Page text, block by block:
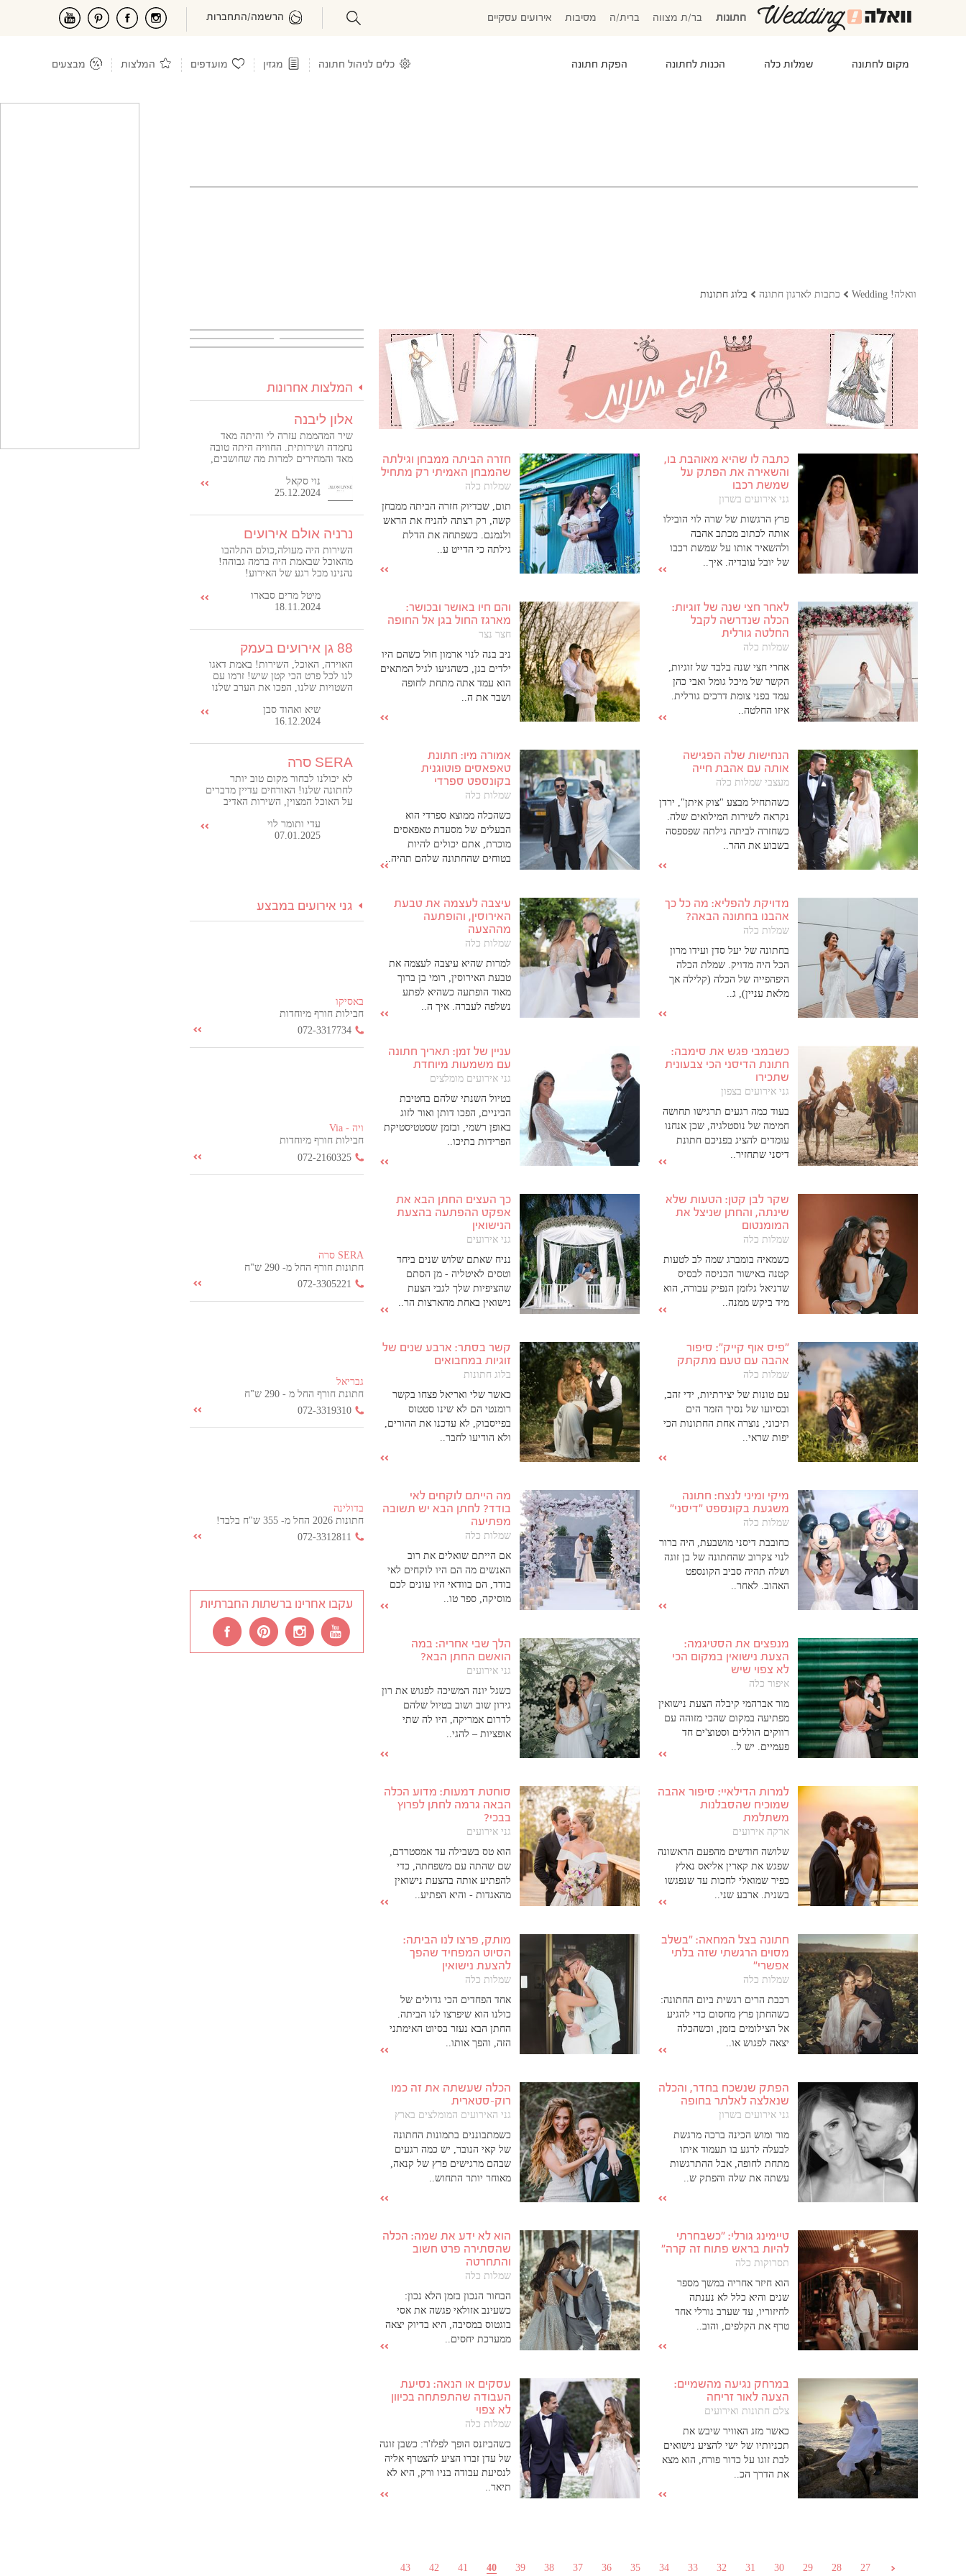
חתונות בר/ת מצווה ברית/ה מסיבות אירועים עסקיים הרשמה/התחברות
מקום לחתונה שמלות כלה הכנות לחתונה הפקת חתונה כלים לניהול חתונה מגזין מועדפים המלצות מבצעים
וואלה! Wedding כתבות לארגון חתונה בלוג חתונות
כתבה לו שהיא מאוהבת בו,
והשאירה את הפתק על
שמשת רכבו
גני אירועים בשרון
פרץ הרגשות של שרה לוי הובילו
אותה לכתוב מכתב אהבה
ולהשאיר אותו על שמשת רכבו
של יובל עובדיה. איך..
חזרה הביתה ממבחן וגילתה
שהמבחן האמיתי רק מתחיל
שמלות כלה
תום, שבדיוק חזרה הביתה ממבחן
קשה, רק רצתה להניח את הראש
ולנמנם. כשפתחה את הדלת
גילתה כי הדייט ע..
לאחר חצי שנה של זוגיות:
הכלה שנדרשה לקבל
החלטה גורלית
שמלות כלה
אחרי חצי שנה בלבד של זוגיות,
הקשר של מיכל גומל ואבי כהן
עמד בפני צומת דרכים גורלית.
איזו החלטה..
והם חיו באושר ובכושר:
מארגז החול בגן אל החופה
חצר נצר
ניב בנה לנוי ארמון חול כשהם היו
ילדים בגן, כשהגיעו לגיל המתאים
הוא עמד אתה מתחת לחופה
ושבר את ה..
הנחישות שלה הפגישה
אותה עם אהבת חייה
מעצבי שמלות כלה
כשהתחיל מבצע "צוק איתן", ירדן
נקראה לשירות המילואים שלה.
כשחזרה לביתה גילתה שפספסה
בשבוע את ההר..
אמורה מיו: חתונת
טאפאסים פוטוגנית
בקונספט ספרדי
שמלות כלה
כשהכלה ממוצא ספרדי הוא
הבעלים של מסעדת טאפאסים
מוכרת, אתם יכולים להיות
בטוחים שהחתונה שלהם תהיה..
מדויקת להפליא: מה כל כך
אהבנו בחתונה הבאה?
שמלות כלה
בחתונה של יעל סדן ועידו מרון
הכל היה מדויק. שמלת הכלה
היפהפייה של הכלה (קלילה אך
מלאת עניין), ג..
עיצבה לעצמה את טבעת
האירוסין, והופתעה
מההצעה
שמלות כלה
למרות שהיא עיצבה לעצמה את
טבעת האירוסין, רומי בן ברוך
מאוד הופתעה כשהיא לפתע
נשלפה לעברה. איך ה..
כשבמבי פגש את סימבה:
חתונת הדיסני הכי צבעונית
שתכירו
גני אירועים בצפון
בעוד כמה רגעים תרגישו תחושה
חמימה של נוסטלגיה, שכן אנחנו
עומדים להציג בפניכם חתונת
דיסני שתחזיר..
עניין של זמן: תאריך חתונה
עם משמעות מיוחדת
גני אירועים מומלצים
בטיול השנתי שלהם בחטיבת
הביניים, הפכו דותן ואור לזוג
באופן רשמי, ובזמן שסטטיסטיקת
הפרידות בתיכו..
שקר לבן קטן: הטעות שלא
שינתה, והחתן שניצל את
המומנטום
שמלות כלה
כשמאיה בומברג שמה לב לטעות
קטנה באישור הכניסה לבסיס
שדניאל גלזמן הנפיק עבורה, הוא
מיד ביקש ממנה..
כך העצים החתן הבא את
אפקט ההפתעה בהצעת
הנישואין
גני אירועים
נניח שאתם שלוש שנים ביחד
וטסים לאיטליה - מן הסתם
שהציפיות שלך לגבי הצעת
נישואין באחת מהארצות הר..
"פיס אוף קייק": סיפור
אהבה עם טעם מתקתק
שמלות כלה
עם טונות של יצירתיות, ידי זהב,
ובסיועו של נסיך הזמר הים
תיכוני, נוצרה אחת החתונות הכי
יפות שראי..
קשר בסתר: ארבע שנים של
זוגיות במחבואים
בלוג חתונות
כאשר שלי ואריאל פצחו בקשר
רומנטי הם לא שינו סטטוס
בפייסבוק, לא עדכנו את ההורים,
ולא הודיעו לחבר..
מיקי ומיני לנצח: חתונה
משגעת בקונספט "דיסני"
שמלות כלה
כחובבת דיסני מושבעת, היה ברור
לנוי צקרוב שהחתונה של בן זוגה
ושלה תהיה סביב הקונספט
האהוב. לאחר..
מה הייתם לוקחים לאי
בודד? לחתן הבא יש תשובה
מפתיעה
שמלות כלה
אם הייתם שואלים את רוב
האנשים מה הם היו לוקחים לאי
בודד, הם בוודאי היו עונים לכם
מוסיקה, ספר טו..
מנפצים את הסטיגמה:
הצעת נישואין במקום הכי
לא צפוי שיש
איפור כלה
מור אברהמי קיבלה הצעת נישואין
מפתיעה במקום שהכי מזוהה עם
רווקים הוללים וסטוצ'ים חד
פעמיים. יש ל..
הלך שבי אחריה: במה
הואשם החתן הבא?
גני אירועים
כשגל יונה המשיכה לפגוש את רון
גירון שוב ושוב בטיול שלהם
לדרום אמריקה, היו לה שתי
אופציות – להגי..
למרות הדילאיי: סיפור אהבה
שמוכיח שהסבלנות
משתלמת
ארקה אירועים
שלושה חודשים מהפעם הראשונה
שפגש את קארין אליאס נאלץ
כפיר שמואלי לחכות עד שנפגשו
בשנית. ארבע שני..
סוחטת דמעות: מדוע הכלה
הבאה גרמה לחתן לפרוץ
בבכי?
גני אירועים
הוא טס בשבילה עד אמסטרדם,
שם שהתה עם משפחתה, כדי
להפתיע אותה בהצעת נישואין
מהאגדות - והיא הפתיע..
חתונה בצל המחאה: "בשלב
מסוים הרגשתי שזה בלתי
אפשרי"
שמלות כלה
רכבת הרים רגשית ביום החתונה:
כשהחתן פרץ מחסום כדי להגיע
אל הצילומים בזמן, וכשהכלה
יצאה לפגוש או..
מותק, פרצו לנו הביתה:
הסיוט המפחיד שהפך
להצעת נישואין
שמלות כלה
אחד הפחדים הכי גדולים של
כולנו הוא שיפרצו לנו הביתה.
החתן הבא נעזר בסיוט האימתני
הזה, והפך אותו..
הפתק שנשכח בחדר, והכלה
שנאלצה לאלתר בחופה
גני אירועים בשרון
מור ומוש הכינה ברכה מרגשת
לבעלה לרגע בו תעמוד איתו
מתחת לחופה, אבל ההתרגשות
עשתה את שלה והפתק ש..
הכלה שעשתה את זה כמו
רוק-סטארית
גני האירועים המומלצים בארץ
כשמתבוננים בתמונות החתונה
של קאי הנובר, יש כמה רגעים
שבהם מרגישים פרץ של קנאה,
מאוחר יותר התחוש..
טיימינג גורלי: "כשבחרתי
להיות בראש פתוח זה קרה"
תסרוקות כלה
הוא חיזר אחריה במשך מספר
שנים והיא כלל לא נענתה
לחיזוריו, עד שערב גורלי אחד
טרף את הקלפים, והוב..
הוא לא ידע את שמה: הכלה
שהסתירה פרט חשוב
והתחרטה
שמלות כלה
הבחור הנכון בזמן הלא נכון:
כשעינב אזולאי פגשה את אסי
בוגטוס במסיבה, היא בדיוק יצאה
ממערכת יחסים..
במרחק נגיעה מהשמיים:
הצעה לאור זריחה
צלם חתונות ואירועים
כאשר מזג האוויר שיבש את
תכניותיו של ישי להציע נישואים
לבת זוגו על כדור פורח, הוא מצא
את הדרך הכ..
עסקים או הנאה: נסיעת
העבודה שהתפתחה בכיוון
לא צפוי
שמלות כלה
כשהביזנס הופך לפלז'ר: כשבן זוגה
של עדן זברו הציע להצטרף אליה
לנסיעת עבודה בניו ורק, היא לא
תיאר..
27
28
29
30
31
32
33
34
35
36
37
38
39
40
41
42
43
המלצות אחרונות
אלון ליבנה
שיר המהממת עזרה לי והיתה מאד
נחמדה ושירותית. החוויה היתה טובה
מאד והמחירים למרות מה שחושבים,
❤️
נוי סקאל
25.12.2024
נרניה אולם אירועים
השירות היה מעולה,כולם התלהבו
מהאוכל שבאמת היה ברמה גבוהה!
נהנינו מכל רגע של האירוע!
מיטל מרים סבארו
18.11.2024
88 גן אירועים בעמק
האוירה, האוכל, השירות! באמת דאגו
לנו לכל פרט הכי קטן שיש! זרמו עם
השטויות שלנו, הפכו את הערב שלנו
לכל צוות 88 מהגרמנים ועד לבעל
האולם! אנשים נדירים אוירה טובה ♥️
שיא ואהוד סבן
16.12.2024
SERA סרה
לא יכולנו לבחור מקום טוב יותר
לחתונה שלנו! האורחים עדיין מדברים
על האוכל המצוין, השירות האדיב
היינו בכמה חתונות לפני, אבל משהו
בסרה פשוט הרגיש אחר – מוקפד,
עדי ותומר לוי
07.01.2025
גני אירועים במבצע
באסיקו
חבילות חורף מיוחדות
072-3317734
ויה - Via
חבילות חורף מיוחדות
072-2160325
SERA סרה
חתונות חורף החל מ- 290 ש"ח
072-3305221
גבריאל
חתונת חורף החל מ - 290 ש"ח
072-3319310
בדולינה
חתונות 2026 החל מ- 355 ש"ח בלבד!
072-3312811
עקבו אחרינו ברשתות החברתיות